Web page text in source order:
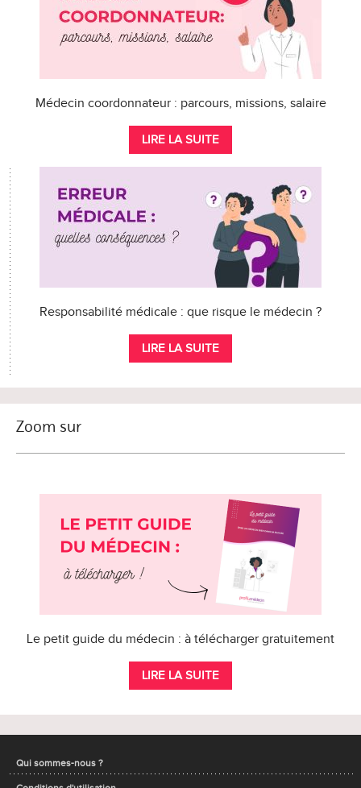
Médecin coordonnateur : parcours, missions, salaire
LIRE LA SUITE
Responsabilité médicale : que risque le médecin ?
LIRE LA SUITE
Zoom sur
Le petit guide du médecin : à télécharger gratuitement
LIRE LA SUITE
Qui sommes-nous ?